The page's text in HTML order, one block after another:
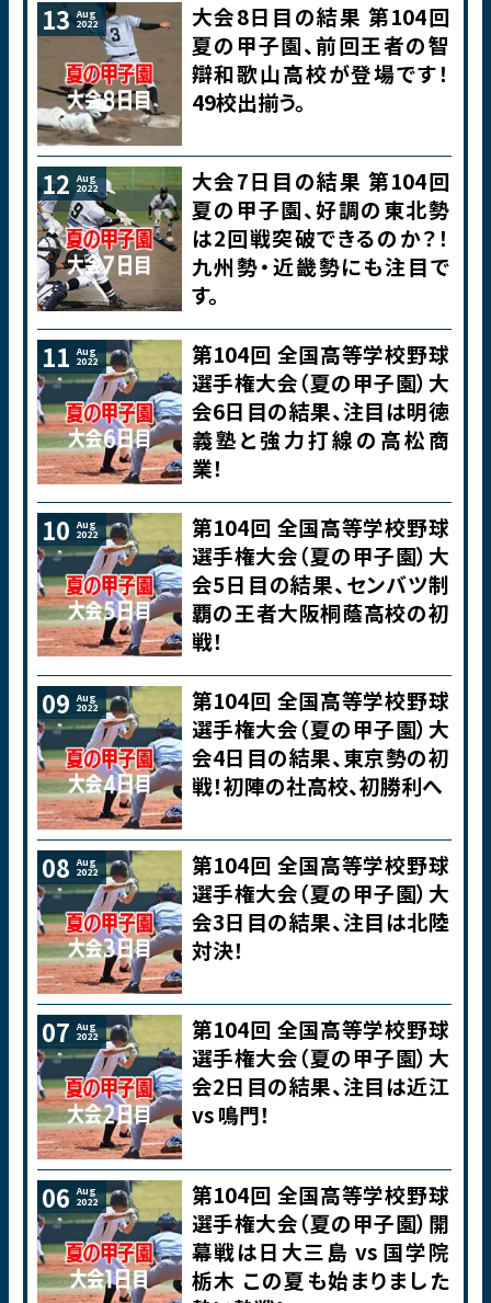
13 Aug
2022
大会8日目の結果 第104回
夏の甲子園、前回王者の智
辯和歌山高校が登場です！
49校出揃う。
12 Aug
2022
大会7日目の結果 第104回
夏の甲子園、好調の東北勢
は2回戦突破できるのか？！
九州勢・近畿勢にも注目で
す。
11 Aug
2022
第104回 全国高等学校野球
選手権大会（夏の甲子園）大
会6日目の結果、注目は明徳
義塾と強力打線の高松商
業！
10 Aug
2022
第104回 全国高等学校野球
選手権大会（夏の甲子園）大
会5日目の結果、センバツ制
覇の王者大阪桐蔭高校の初
戦！
09 Aug
2022
第104回 全国高等学校野球
選手権大会（夏の甲子園）大
会4日目の結果、東京勢の初
戦！初陣の社高校、初勝利へ
08 Aug
2022
第104回 全国高等学校野球
選手権大会（夏の甲子園）大
会3日目の結果、注目は北陸
対決！
07 Aug
2022
第104回 全国高等学校野球
選手権大会（夏の甲子園）大
会2日目の結果、注目は近江
vs 鳴門！
06 Aug
2022
第104回 全国高等学校野球
選手権大会（夏の甲子園）開
幕戦は日大三島 vs 国学院
栃木 この夏も始まりました